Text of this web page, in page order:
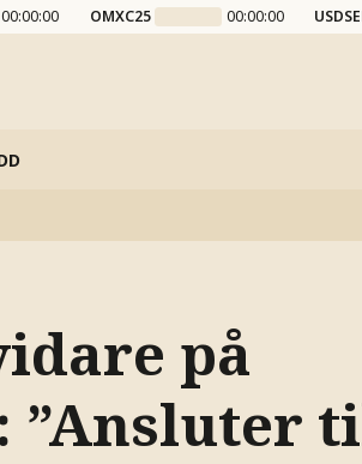
00:00:00 OMXC25 00:00:00
på
”Ansluter